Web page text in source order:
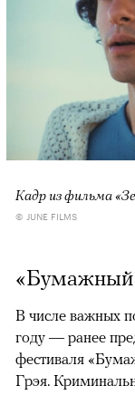
Кадр из фильма
© JUNE FILMS
«Бумажный
В числе важных
году — ранее
фестиваля
Грэя.